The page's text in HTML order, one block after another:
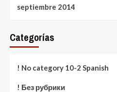
septiembre 2014
Categorías
! No category 10-2 Spanish
! Без рубрики